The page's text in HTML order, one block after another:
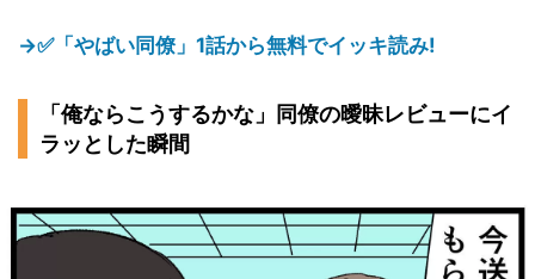
→✅「やばい同僚」1話から無料でイッキ読み!
「俺ならこうするかな」同僚の曖昧レビューにイ
ラッとした瞬間